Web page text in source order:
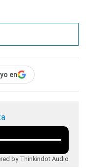
en
by Thinkindot Audio